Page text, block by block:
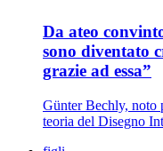
Da ateo
sono diventato
grazie ad essa”
Günter Bechly, noto
teoria del Disegno